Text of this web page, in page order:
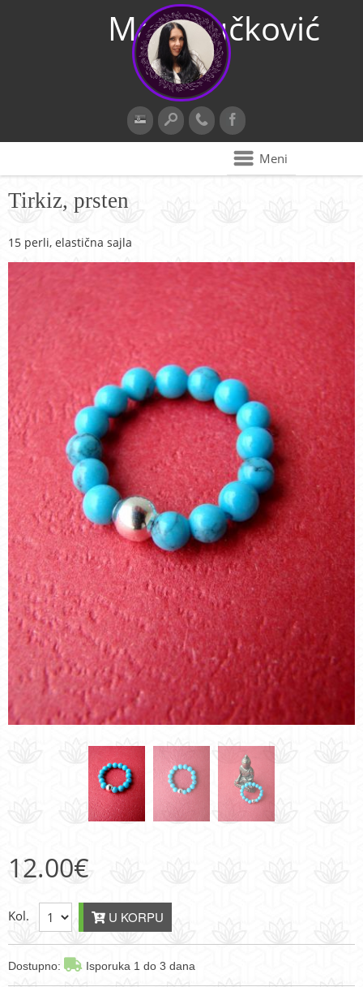
Maja Vučković
Meni
Tirkiz, prsten
15 perli, elastična sajla
12.00€
Kol. U KORPU
Dostupno: Isporuka 1 do 3 dana